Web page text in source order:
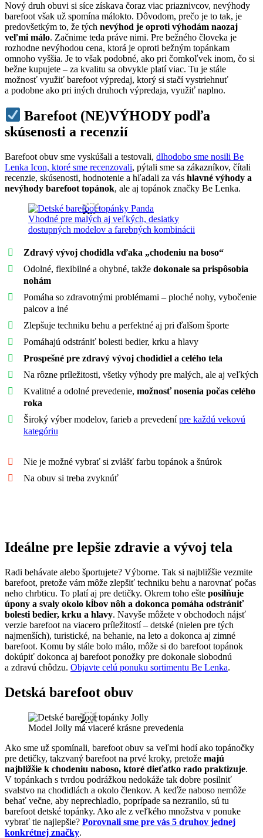
Nový druh obuvi si síce získava čoraz viac priaznivcov, nevýhody
barefoot však už spomína málokto. Dôvodom, prečo je to tak, je
predovšetkým to, že tých nevýhod je oproti výhodám naozaj
veľmi málo. Začnime teda práve nimi. Pre bežného človeka je
rozhodne nevýhodou cena, ktorá je oproti bežným topánkam
omnoho vyššia. Je to však podobné, ako pri čomkoľvek inom, čo si
bežne kupujete – za kvalitu sa obvykle platí viac. Tu je stále
možnosť využiť barefoot výpredaj, ktorý si stačí vystriehnuť
a podobne ako pri iných druhoch výpredaja, využiť naplno.
Barefoot (NE)VÝHODYpodľa
skúsenosti a recenzií
Barefoot obuv sme vyskúšali a testovali, dlhodobo sme nosili Be
Lenka Icon, ktoré sme recenzovali, pýtali sme sa zákazníkov, čítali
recenzie, skúsenosti, hodnotenie a hľadali za vás hlavné výhody a
nevýhody barefoot topánok, ale aj topánok značky Be Lenka.
Vhodné pre malých aj veľkých, desiatky
dostupných modelov a farebných kombinácii
Zdravý vývoj chodidla vďaka „chodeniu na boso“
Odolné, flexibilné a ohybné, takže dokonale sa prispôsobia
nohám
Pomáha so zdravotnými problémami – ploché nohy, vybočenie
palcov a iné
Zlepšuje techniku behu a perfektné aj pri ďalšom športe
Pomáhajú odstrániť bolesti bedier, krku a hlavy
Prospešné pre zdravý vývoj chodidiel a celého tela
Na rôzne príležitosti, všetky výhody pre malých, ale aj veľkých
Kvalitné a odolné prevedenie, možnosť nosenia počas celého
roka
Široký výber modelov, farieb a prevedenípre každú vekovú
kategóriu
Nie je možné vybrať si zvlášť farbu topánok a šnúrok
Na obuv si treba zvyknúť
Ideálne pre lepšie zdravie a vývoj tela
Radi behávate alebo športujete? Výborne. Tak si najbližšie vezmite
barefoot, pretože vám môže zlepšiť techniku behu a narovnať počas
neho chrbticu. To platí aj pre detičky. Okrem toho ešte posilňuje
úpony a svaly okolo kĺbov nôh a dokonca pomáha odstrániť
bolesti bedier, krku a hlavy. Navyše môžete v obchodoch nájsť
verzie barefoot na viacero príležitostí – detské (nielen pre tých
najmenších), turistické, na behanie, na leto a dokonca aj zimné
barefoot. Komu by stále bolo málo, môže si do barefoot topánok
dokúpiť dokonca aj barefoot ponožky pre dokonale slobodnú
a zdravú chôdzu. Objavte celú ponuku sortimentu Be Lenka.
Detská barefoot obuv
Model Jolly má viaceré krásne prevedenia
Ako sme už spomínali, barefoot obuv sa veľmi hodí ako topánočky
pre detičky, takzvaný barefoot na prvé kroky, pretože majú
najbližšie k chodeniu naboso, ktoré dieťatko rado praktizuje.
V topánkach s tvrdou podrážkou nedokáže tak dobre posilniť
svalstvo na chodidlách a okolo členkov. A keďže naboso nemôže
behať večne, aby neprechladlo, poprípade sa nezranilo, sú tu
barefoot detské topánky. Ako ale z veľkého množstva v ponuke
vybrať tie najlepšie? Porovnali sme pre vás 5 druhov jednej
konkrétnej značky.